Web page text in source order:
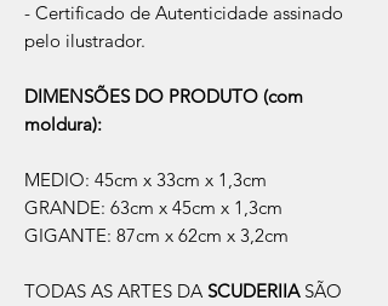
- Certificado de Autenticidade assinado
pelo ilustrador.
DIMENSÕES DO PRODUTO (com
moldura):
MEDIO: 45cm x 33cm x 1,3cm
GRANDE: 63cm x 45cm x 1,3cm
GIGANTE: 87cm x 62cm x 3,2cm
TODAS AS ARTES DA SCUDERIIA SÃO